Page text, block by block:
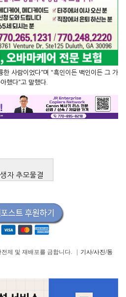
사람이었다”며 “흑인이든 백인이든 그 가
했다”고 말했다.
자 추모물결
전제 및 재배포를 금합니다. | 기사/사진/동